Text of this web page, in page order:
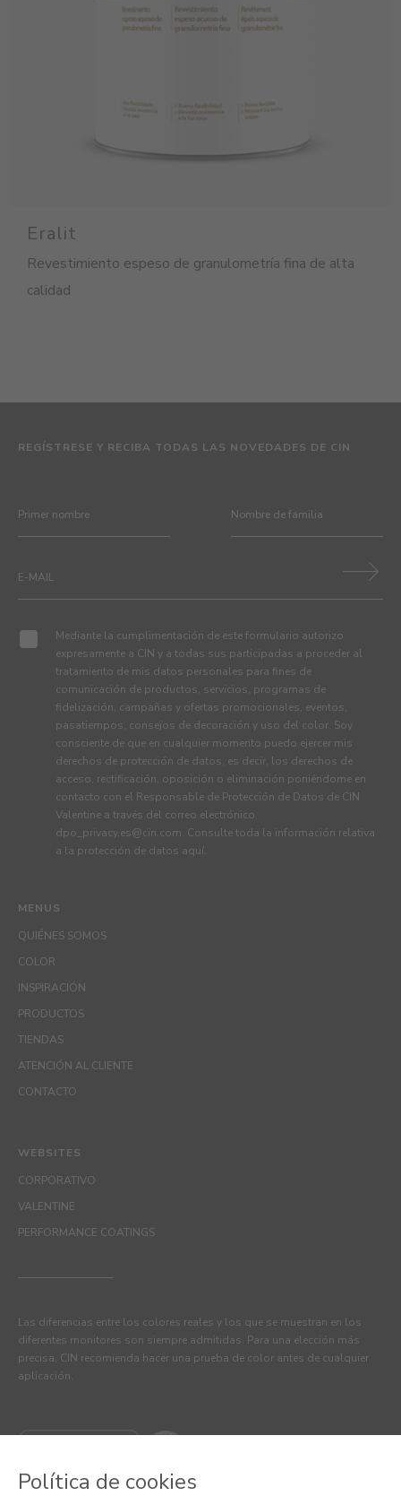
Eralit
Revestimiento espeso de granulometría fina de alta
calidad
MENUS
QUIÉNES SOMOS
COLOR
INSPIRACIÓN
PRODUCTOS
TIENDAS
ATENCIÓN AL CLIENTE
CONTACTO
REGÍSTRESE Y RECIBA TODAS LAS NOVEDADES DE CIN
Mediante la cumplimentación de este formulario autorizo
expresamente a CIN y a todas sus participadas a proceder al
tratamiento de mis datos personales para fines de
comunicación de productos, servicios, programas de
fidelización, campañas y ofertas promocionales, eventos,
pasatiempos, consejos de decoración y uso del color. Soy
consciente de que en cualquier momento puedo ejercer mis
derechos de protección de datos, es decir, los derechos de
acceso, rectificación, oposición o eliminación poniéndome en
contacto con el Responsable de Protección de Datos de CIN
Valentine a través del correo electrónico
dpo_privacy.es@cin.com. Consulte toda la información relativa
a la protección de datos aquí.
WEBSITES
CORPORATIVO
VALENTINE
PERFORMANCE COATINGS
Las diferencias entre los colores reales y los que se muestran en los
diferentes monitores son siempre admitidas. Para una elección más
precisa, CIN recomienda hacer una prueba de color antes de cualquier
aplicación.
Política de cookies